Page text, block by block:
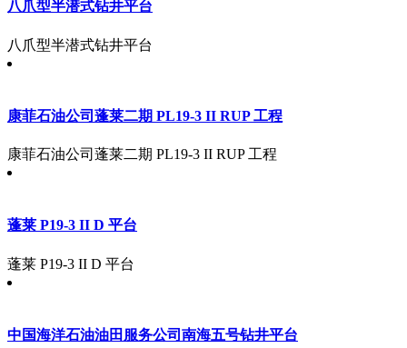
八爪型半潜式钻井平台
八爪型半潜式钻井平台
康菲石油公司蓬莱二期 PL19-3 II RUP 工程
康菲石油公司蓬莱二期 PL19-3 II RUP 工程
蓬莱 P19-3 II D 平台
蓬莱 P19-3 II D 平台
中国海洋石油油田服务公司南海五号钻井平台